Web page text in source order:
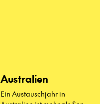
Australien
Ein Austauschjahr in